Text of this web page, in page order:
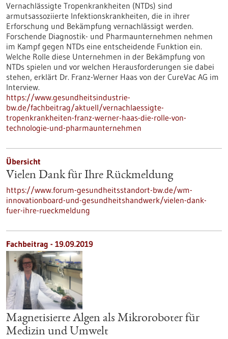
Vernachlässigte Tropenkrankheiten (NTDs) sind
armutsassoziierte Infektionskrankheiten, die in ihrer
Erforschung und Bekämpfung vernachlässigt werden.
Forschende Diagnostik- und Pharmaunternehmen nehmen
im Kampf gegen NTDs eine entscheidende Funktion ein.
Welche Rolle diese Unternehmen in der Bekämpfung von
NTDs spielen und vor welchen Herausforderungen sie dabei
stehen, erklärt Dr. Franz-Werner Haas von der CureVac AG im
Interview.
https://www.gesundheitsindustrie-
bw.de/fachbeitrag/aktuell/vernachlaessigte-
tropenkrankheiten-franz-werner-haas-die-rolle-von-
technologie-und-pharmaunternehmen
Übersicht
Vielen Dank für Ihre Rückmeldung
https://www.forum-gesundheitsstandort-bw.de/wm-
innovationboard-und-gesundheitshandwerk/vielen-dank-
fuer-ihre-rueckmeldung
Fachbeitrag - 19.09.2019
Magnetisierte Algen als Mikroroboter für
Medizin und Umwelt